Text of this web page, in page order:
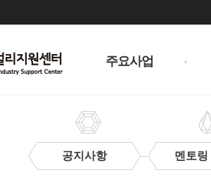
주요사업
공지사항 멘토링